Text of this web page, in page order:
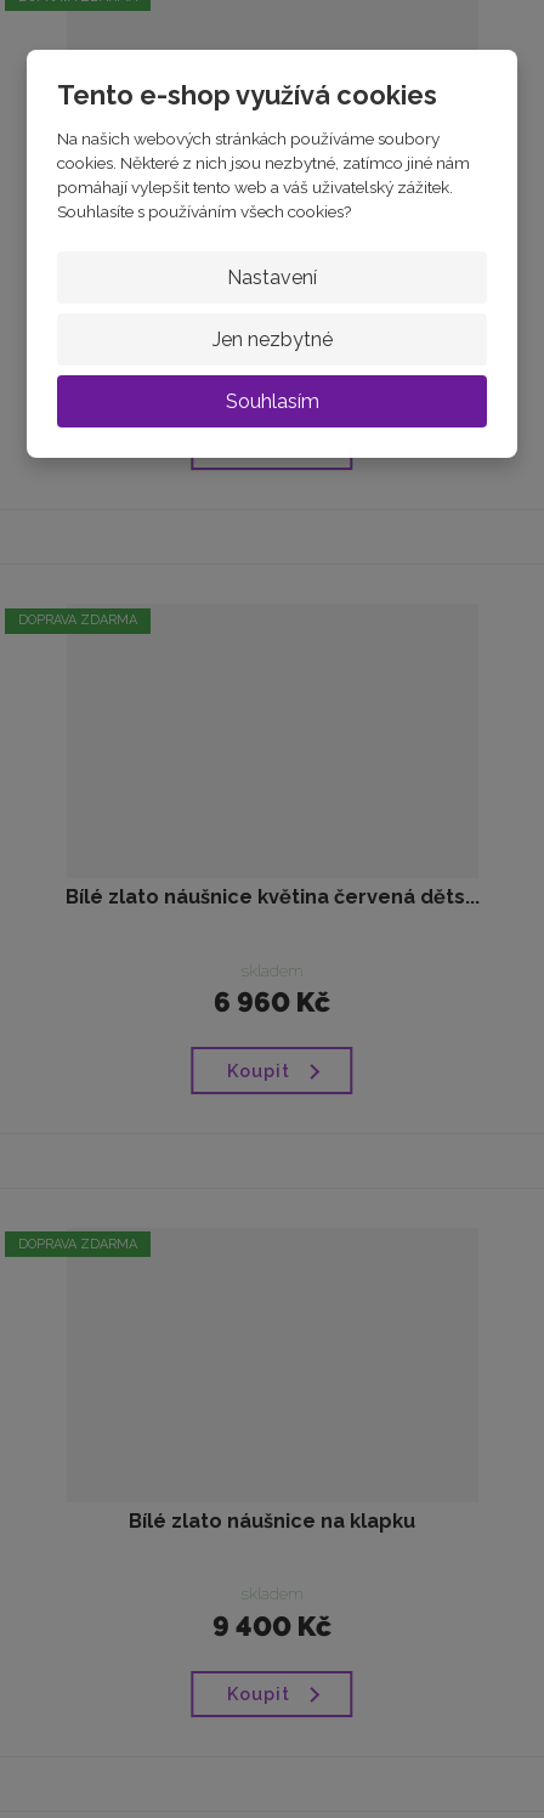
Tento e-shop využívá cookies
Na našich webových stránkách používáme soubory
cookies. Některé z nich jsou nezbytné, zatímco jiné nám
pomáhají vylepšit tento web a váš uživatelský zážitek.
Souhlasíte s používáním všech cookies?
Nastavení
Jen nezbytné
Souhlasím
Bílé zlato náušnice kroužky s přívěskem
skladem
9 440 Kč
DOPRAVA ZDARMA
Bílé zlato náušnice květina červená děts...
skladem
6 960 Kč
Koupit
DOPRAVA ZDARMA
Bílé zlato náušnice na klapku
skladem
9 400 Kč
Koupit